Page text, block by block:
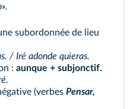
subordonnée de lieu
/ Iré adonde quieras.
: aunque + subjonctif.
(verbes Pensar,